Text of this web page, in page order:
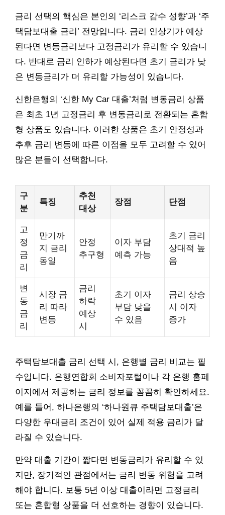
금리 선택의 핵심은 본인의 ‘리스크 감수 성향’과 ‘주
택담보대출 금리’ 전망입니다. 금리 인상기가 예상
된다면 변동금리보다 고정금리가 유리할 수 있습니
다. 반대로 금리 인하가 예상된다면 초기 금리가 낮
은 변동금리가 더 유리할 가능성이 있습니다.
신한은행의 ‘신한 My Car 대출’처럼 변동금리 상품
은 최초 1년 고정금리 후 변동금리로 전환되는 혼합
형 상품도 있습니다. 이러한 상품은 초기 안정성과
추후 금리 변동에 따른 이점을 모두 고려할 수 있어
많은 분들이 선택합니다.
구
분
특징
추천
대상
장점 단점
고
정
금
리
만기까
지 금리
동일
안정
추구형
이자 부담
예측 가능
초기 금리
상대적 높
음
변
동
금
리
시장 금
리 따라
변동
금리
하락
예상
시
초기 이자
부담 낮을
수 있음
금리 상승
시 이자
증가
주택담보대출 금리 선택 시, 은행별 금리 비교는 필
수입니다. 은행연합회 소비자포털이나 각 은행 홈페
이지에서 제공하는 금리 정보를 꼼꼼히 확인하세요.
예를 들어, 하나은행의 ‘하나원큐 주택담보대출’은
다양한 우대금리 조건이 있어 실제 적용 금리가 달
라질 수 있습니다.
만약 대출 기간이 짧다면 변동금리가 유리할 수 있
지만, 장기적인 관점에서는 금리 변동 위험을 고려
해야 합니다. 보통 5년 이상 대출이라면 고정금리
또는 혼합형 상품을 더 선호하는 경향이 있습니다.